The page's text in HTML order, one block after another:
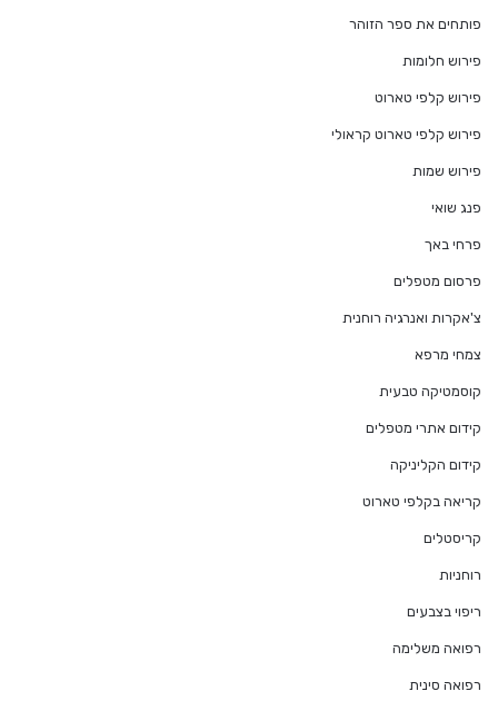
פותחים את ספר הזוהר
פירוש חלומות
פירוש קלפי טארוט
פירוש קלפי טארוט קראולי
פירוש שמות
פנג שואי
פרחי באך
פרסום מטפלים
צ'אקרות ואנרגיה רוחנית
צמחי מרפא
קוסמטיקה טבעית
קידום אתרי מטפלים
קידום הקליניקה
קריאה בקלפי טארוט
קריסטלים
רוחניות
ריפוי בצבעים
רפואה משלימה
רפואה סינית